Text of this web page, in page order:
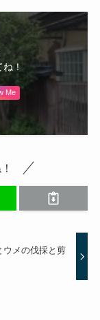
！
Me
ウメの伐採と剪